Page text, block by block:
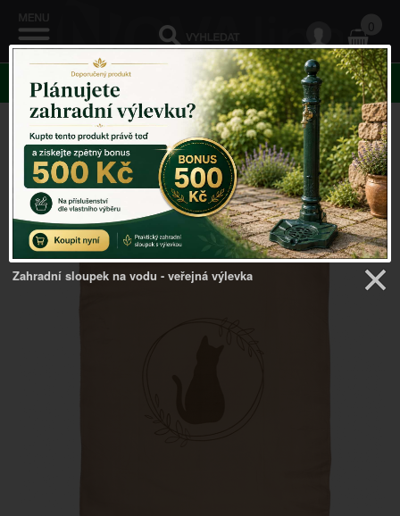
0
KATEGORIE
Venkovský domov ->Bytový textil->Zahradní deka CAT
130x180cm
Zahradní sloupek na vodu - veřejná výlevka